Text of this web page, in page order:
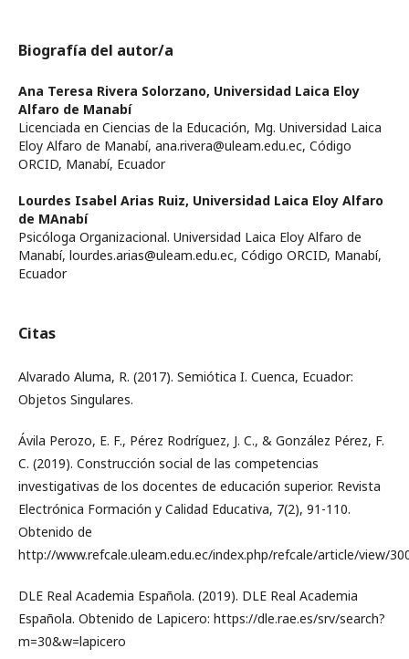
Biografía del autor/a
Ana Teresa Rivera Solorzano, Universidad Laica Eloy
Alfaro de Manabí
Licenciada en Ciencias de la Educación, Mg. Universidad Laica
Eloy Alfaro de Manabí, ana.rivera@uleam.edu.ec, Código
ORCID, Manabí, Ecuador
Lourdes Isabel Arias Ruiz, Universidad Laica Eloy Alfaro
de MAnabí
Psicóloga Organizacional. Universidad Laica Eloy Alfaro de
Manabí, lourdes.arias@uleam.edu.ec, Código ORCID, Manabí,
Ecuador
Citas
Alvarado Aluma, R. (2017). Semiótica I. Cuenca, Ecuador:
Objetos Singulares.
Ávila Perozo, E. F., Pérez Rodríguez, J. C., & González Pérez, F.
C. (2019). Construcción social de las competencias
investigativas de los docentes de educación superior. Revista
Electrónica Formación y Calidad Educativa, 7(2), 91-110.
Obtenido de
http://www.refcale.uleam.edu.ec/index.php/refcale/article/view/
DLE Real Academia Española. (2019). DLE Real Academia
Española. Obtenido de Lapicero: https://dle.rae.es/srv/search?
m=30&w=lapicero